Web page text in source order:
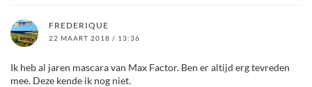
FREDERIQUE
22 MAART 2018 / 13:36
Ik heb al jaren mascara van Max Factor. Ben er altijd erg tevreden
mee. Deze kende ik nog niet.